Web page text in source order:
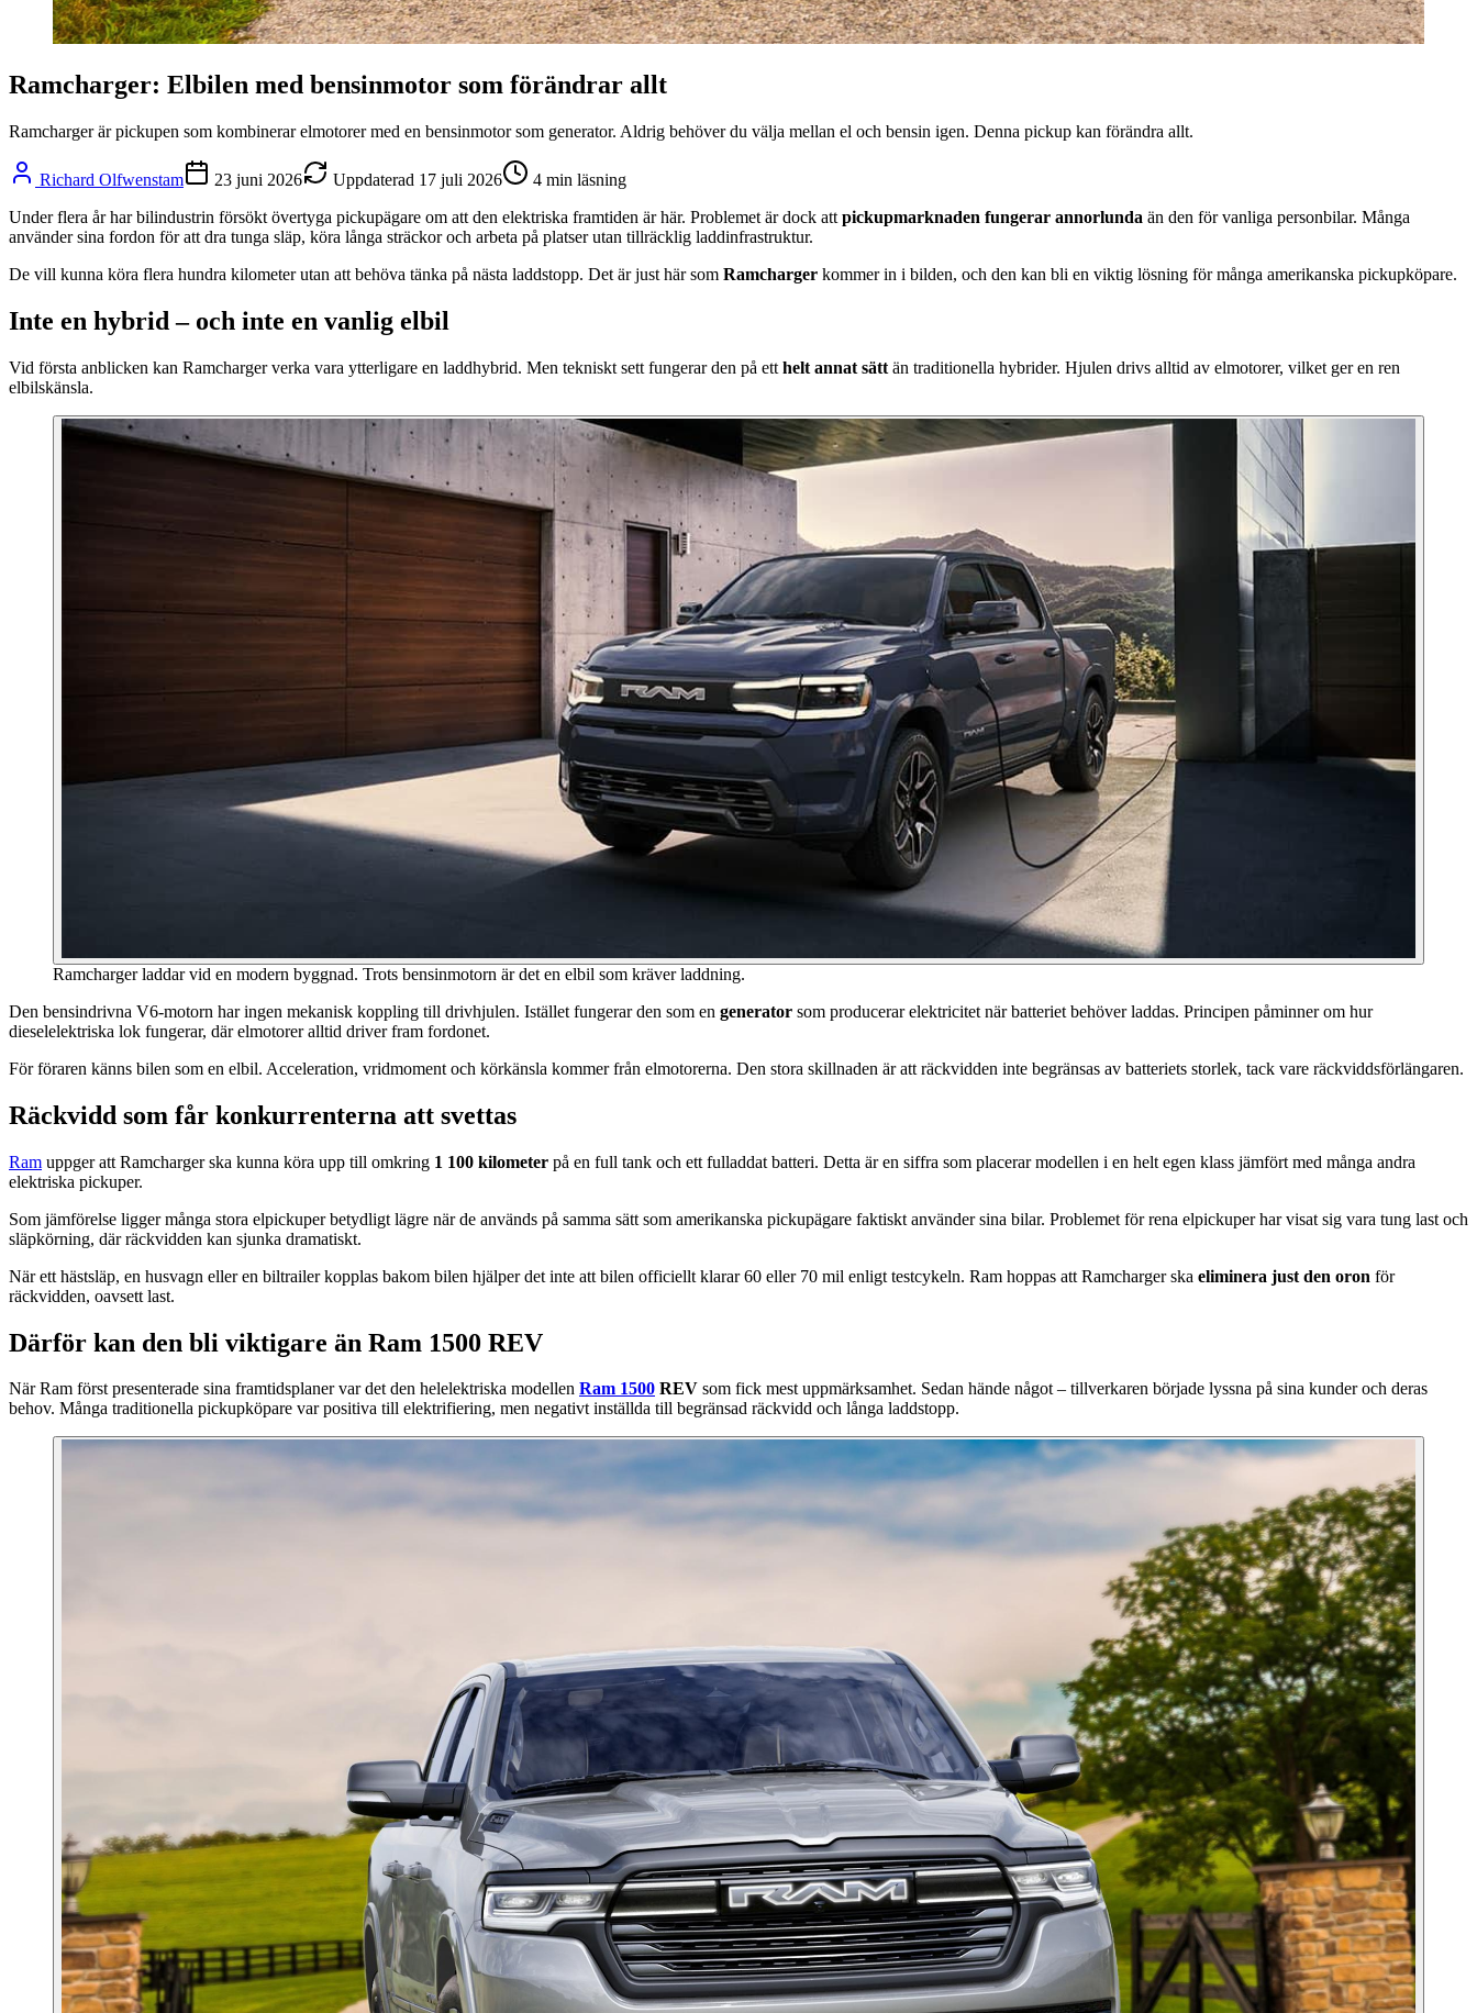
Ramcharger: Elbilen med bensinmotor som förändrar allt
Ramcharger är pickupen som kombinerar elmotorer med en bensinmotor som generator. Aldrig behöver du välja mellan el och bensin igen. Denna pickup kan förändra allt.
Richard Olfwenstam 23 juni 2026 Uppdaterad 17 juli 2026 4 min läsning
Under flera år har bilindustrin försökt övertyga pickupägare om att den elektriska framtiden är här. Problemet är dock att pickupmarknaden fungerar annorlunda än den för vanliga personbilar. Många
använder sina fordon för att dra tunga släp, köra långa sträckor och arbeta på platser utan tillräcklig laddinfrastruktur.
De vill kunna köra flera hundra kilometer utan att behöva tänka på nästa laddstopp. Det är just här som Ramcharger kommer in i bilden, och den kan bli en viktig lösning för många amerikanska pickupköpare.
Inte en hybrid – och inte en vanlig elbil
Vid första anblicken kan Ramcharger verka vara ytterligare en laddhybrid. Men tekniskt sett fungerar den på ett helt annat sätt än traditionella hybrider. Hjulen drivs alltid av elmotorer, vilket ger en ren
elbilskänsla.
Ramcharger laddar vid en modern byggnad. Trots bensinmotorn är det en elbil som kräver laddning.
Den bensindrivna V6-motorn har ingen mekanisk koppling till drivhjulen. Istället fungerar den som en generator som producerar elektricitet när batteriet behöver laddas. Principen påminner om hur
dieselelektriska lok fungerar, där elmotorer alltid driver fram fordonet.
För föraren känns bilen som en elbil. Acceleration, vridmoment och körkänsla kommer från elmotorerna. Den stora skillnaden är att räckvidden inte begränsas av batteriets storlek, tack vare räckviddsförlängaren.
Räckvidd som får konkurrenterna att svettas
Ram uppger att Ramcharger ska kunna köra upp till omkring 1 100 kilometer på en full tank och ett fulladdat batteri. Detta är en siffra som placerar modellen i en helt egen klass jämfört med många andra
elektriska pickuper.
Som jämförelse ligger många stora elpickuper betydligt lägre när de används på samma sätt som amerikanska pickupägare faktiskt använder sina bilar. Problemet för rena elpickuper har visat sig vara tung last och
släpkörning, där räckvidden kan sjunka dramatiskt.
När ett hästsläp, en husvagn eller en biltrailer kopplas bakom bilen hjälper det inte att bilen officiellt klarar 60 eller 70 mil enligt testcykeln. Ram hoppas att Ramcharger ska eliminera just den oron för
räckvidden, oavsett last.
Därför kan den bli viktigare än Ram 1500 REV
När Ram först presenterade sina framtidsplaner var det den helelektriska modellen Ram 1500 REV som fick mest uppmärksamhet. Sedan hände något – tillverkaren började lyssna på sina kunder och deras
behov. Många traditionella pickupköpare var positiva till elektrifiering, men negativt inställda till begränsad räckvidd och långa laddstopp.